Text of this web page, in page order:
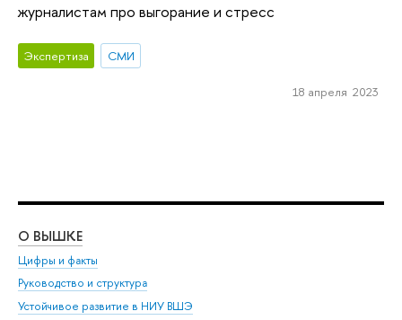
журналистам про выгорание и стресс
Экспертиза СМИ
18 апреля 2023
О ВЫШКЕ
Цифры и факты
Руководство и структура
Устойчивое развитие в НИУ ВШЭ